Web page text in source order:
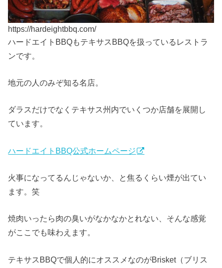
https://hardeightbbq.com/
ハードエイトBBQもテキサスBBQを扱っているレストラ
ンです。
地元の人のみぞ知る名店。
ダラスだけでなくテキサス州内でいくつか店舗を展開し
ています。
ハードエイトBBQ公式ホームページ
火事になってるんじゃないか、と焦るくらい煙が出てい
ます。笑
焼肉いったら肉の臭いがなかなかとれない、そんな感覚
がここでも味わえます。
テキサスBBQで個人的にオススメなのがBrisket（ブリス